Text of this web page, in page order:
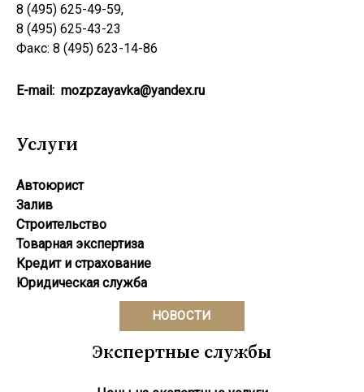
8 (495) 625-49-59,
8 (495) 625-43-23
Факс: 8 (495) 623-14-86
E-mail: mozpzayavka@yandex.ru
Услуги
Автоюрист
Залив
Строительство
Товарная экспертиза
Кредит и страхование
Юридическая служба
НОВОСТИ
Экспертные службы